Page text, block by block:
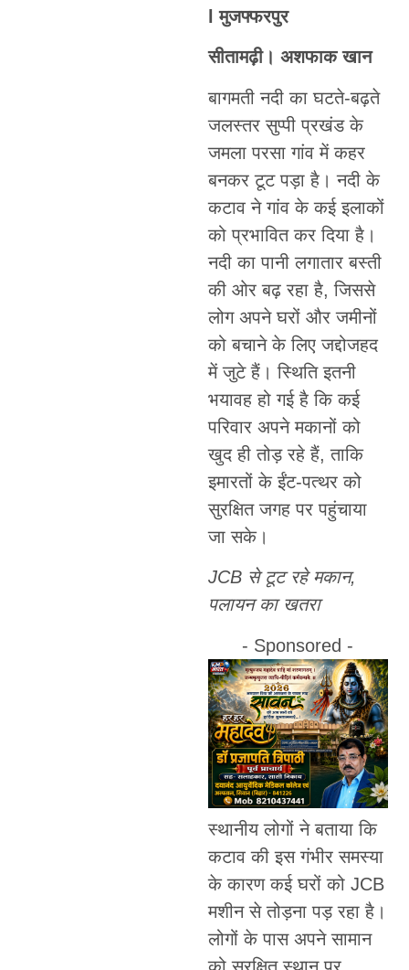
l मुजफ्फरपुर
सीतामढ़ी। अशफाक खान
बागमती नदी का घटते-बढ़ते
जलस्तर सुप्पी प्रखंड के
जमला परसा गांव में कहर
बनकर टूट पड़ा है। नदी के
कटाव ने गांव के कई इलाकों
को प्रभावित कर दिया है।
नदी का पानी लगातार बस्ती
की ओर बढ़ रहा है, जिससे
लोग अपने घरों और जमीनों
को बचाने के लिए जद्दोजहद
में जुटे हैं। स्थिति इतनी
भयावह हो गई है कि कई
परिवार अपने मकानों को
खुद ही तोड़ रहे हैं, ताकि
इमारतों के ईंट-पत्थर को
सुरक्षित जगह पर पहुंचाया
जा सके।
JCB से टूट रहे मकान,
पलायन का खतरा
- Sponsored -
स्थानीय लोगों ने बताया कि
कटाव की इस गंभीर समस्या
के कारण कई घरों को JCB
मशीन से तोड़ना पड़ रहा है।
लोगों के पास अपने सामान